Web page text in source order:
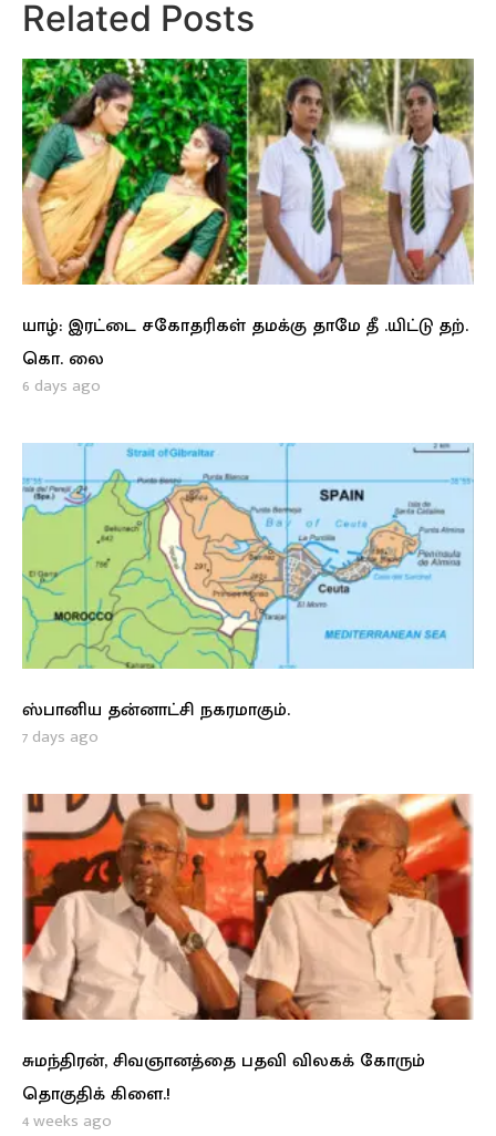
Related Posts
யாழ்: இரட்டை சகோதரிகள் தமக்கு தாமே தீ .யிட்டு தற்.
கொ. லை
6 days ago
ஸ்பானிய தன்னாட்சி நகரமாகும்.
7 days ago
சுமந்திரன், சிவஞானத்தை பதவி விலகக் கோரும்
தொகுதிக் கிளை.!
4 weeks ago